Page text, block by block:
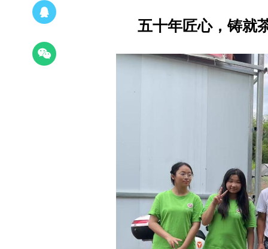
五十年匠心，铸就